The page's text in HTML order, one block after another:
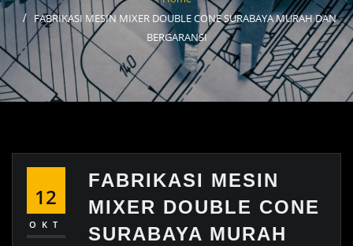
FABRIKASI MESIN MIXER DOUBLE CONE SURABAYA MURAH DAN
BERGARANSI
12
OKT
FABRIKASI MESIN
MIXER DOUBLE CONE
SURABAYA MURAH